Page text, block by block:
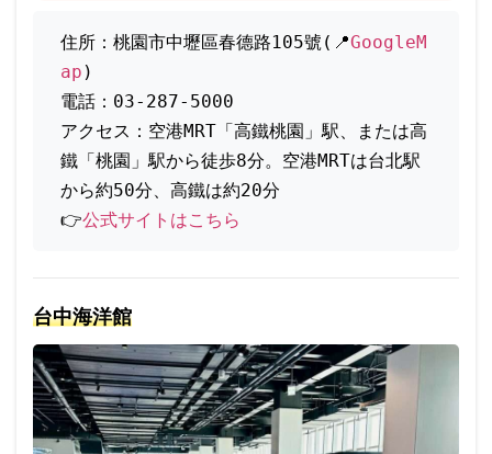
住所：桃園市中壢區春德路105號(📍GoogleM
ap )
電話：03-287-5000
アクセス：空港MRT「高鐵桃園」駅、または高
鐵「桃園」駅から徒歩8分。空港MRTは台北駅
から約50分、高鐵は約20分
👉公式サイトはこちら
台中海洋館